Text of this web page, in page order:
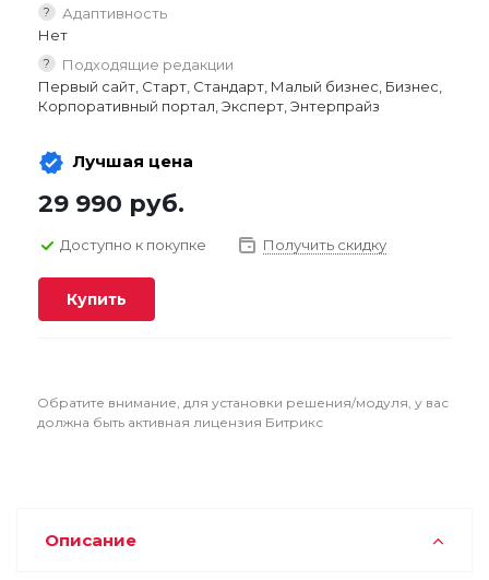
?
Адаптивность
Нет
?
Подходящие редакции
Первый сайт, Старт, Стандарт, Малый бизнес, Бизнес,
Корпоративный портал, Эксперт, Энтерпрайз
Лучшая цена
29 990 руб.
Доступно к покупке Получить скидку
Купить
Обратите внимание, для установки решения/модуля, у вас
должна быть активная лицензия Битрикс
Описание